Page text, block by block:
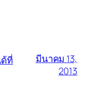
ที่
มีนาคม 13,
2013